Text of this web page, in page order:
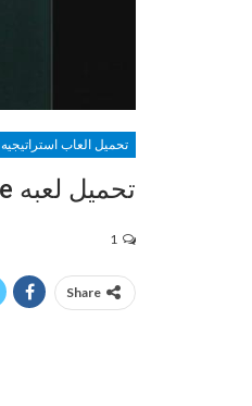
تحميل العاب استراتيجيه
تحميل لعبه Silent Hunter Online الصياد الصامت
Share